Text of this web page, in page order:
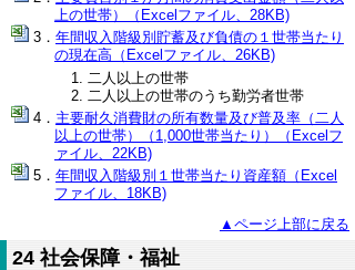
上の世帯）（Excelファイル、28KB)
年間収入階級別貯蓄及び負債の１世帯当たり
の現在高（Excelファイル、26KB)
二人以上の世帯
二人以上の世帯のうち勤労者世帯
主要耐久消費財の所有数量及び普及率（二人
以上の世帯）（1,000世帯当たり）（Excelフ
ァイル、22KB)
年間収入階級別１世帯当たり資産額（Excel
ファイル、18KB)
▲ページ上部に戻る
24 社会保障・福祉